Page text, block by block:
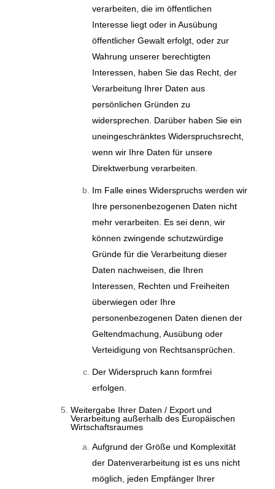
verarbeiten, die im öffentlichen
Interesse liegt oder in Ausübung
öffentlicher Gewalt erfolgt, oder zur
Wahrung unserer berechtigten
Interessen, haben Sie das Recht, der
Verarbeitung Ihrer Daten aus
persönlichen Gründen zu
widersprechen. Darüber haben Sie ein
uneingeschränktes Widerspruchsrecht,
wenn wir Ihre Daten für unsere
Direktwerbung verarbeiten.
Im Falle eines Widerspruchs werden wir
Ihre personenbezogenen Daten nicht
mehr verarbeiten. Es sei denn, wir
können zwingende schutzwürdige
Gründe für die Verarbeitung dieser
Daten nachweisen, die Ihren
Interessen, Rechten und Freiheiten
überwiegen oder Ihre
personenbezogenen Daten dienen der
Geltendmachung, Ausübung oder
Verteidigung von Rechtsansprüchen.
Der Widerspruch kann formfrei
erfolgen.
Weitergabe Ihrer Daten / Export und
Verarbeitung außerhalb des Europäischen
Wirtschaftsraumes
Aufgrund der Größe und Komplexität
der Datenverarbeitung ist es uns nicht
möglich, jeden Empfänger Ihrer